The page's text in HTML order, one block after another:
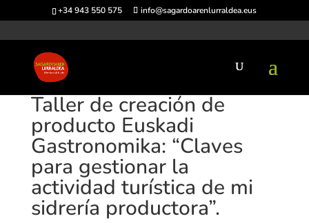
+34 943 550 575 info@sagardoarenlurraldea.eus
Taller de creación de
producto Euskadi
Gastronomika: “Claves
para gestionar la
actividad turística de mi
sidrería productora”.